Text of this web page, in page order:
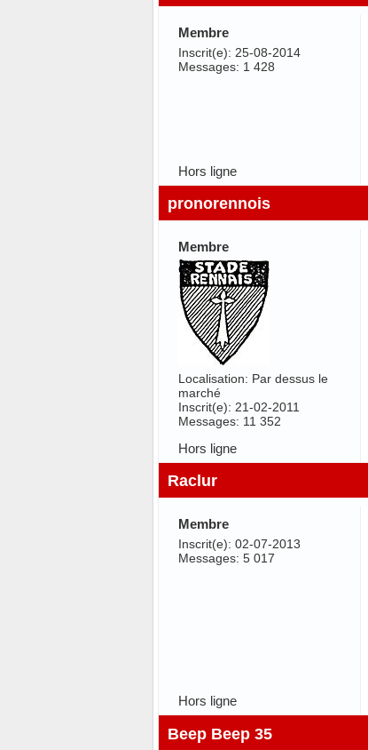
Membre
Inscrit(e): 25-08-2014
Messages: 1 428
Hors ligne
pronorennois
Membre
Localisation: Par dessus le
marché
Inscrit(e): 21-02-2011
Messages: 11 352
Hors ligne
Raclur
Membre
Inscrit(e): 02-07-2013
Messages: 5 017
Hors ligne
Beep Beep 35